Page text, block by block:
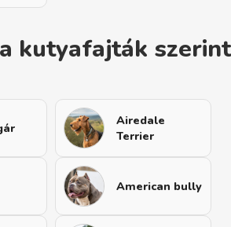
kutyafajták szerint
Airedale
Terrier
American bully